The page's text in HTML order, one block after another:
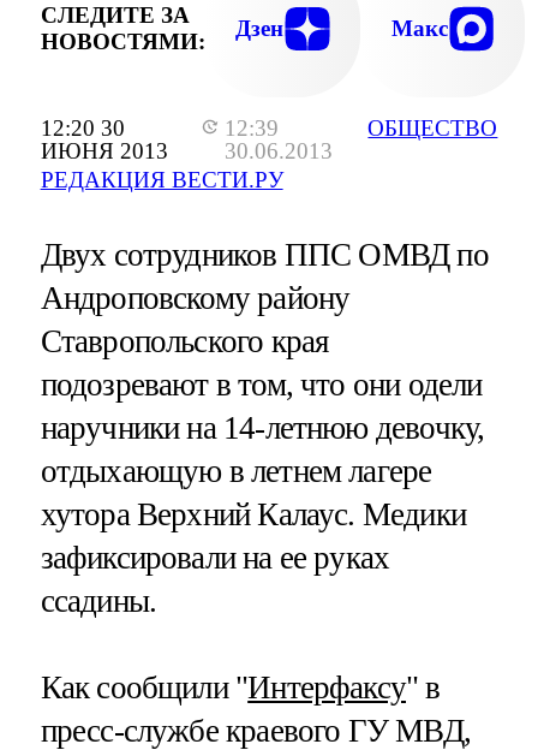
12:20 30
ИЮНЯ 2013
12:39
30.06.2013
РЕДАКЦИЯ ВЕСТИ.РУ
ОБЩЕСТВО
СЛЕДИТЕ ЗА
НОВОСТЯМИ:
Дзен Макс
Двух сотрудников ППС ОМВД по
Андроповскому району
Ставропольского края
подозревают в том, что они одели
наручники на 14-летнюю девочку,
отдыхающую в летнем лагере
хутора Верхний Калаус. Медики
зафиксировали на ее руках
ссадины.
Как сообщили "Интерфаксу" в
пресс-службе краевого ГУ МВД,